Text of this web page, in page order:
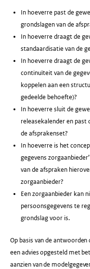
In hoeverre past de
grondslagen van de
In hoeverre draagt de
standaardisatie van de
In hoeverre draagt de
continuïteit van de
koppelen aan een
gedeelde behoefte)?
In hoeverre sluit de
releasekalender en past
de afsprakenset?
In hoeverre is het
gegevens
van de afspraken
zorgaanbieder?
Een zorgaanbieder kan
persoonsgegevens te
grondslag voor is.
Op basis van de
een advies opgesteld met
aanzien van de